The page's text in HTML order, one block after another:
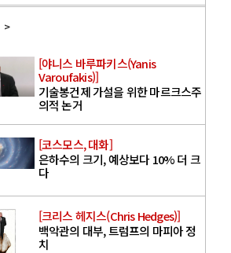
[야니스 바루파키스(Yanis
Varoufakis)]
기술봉건제 가설을 위한 마르크스주
의적 논거
[코스모스, 대화]
은하수의 크기, 예상보다 10% 더 크
다
[크리스 헤지스(Chris Hedges)]
백악관의 대부, 트럼프의 마피아 정
치